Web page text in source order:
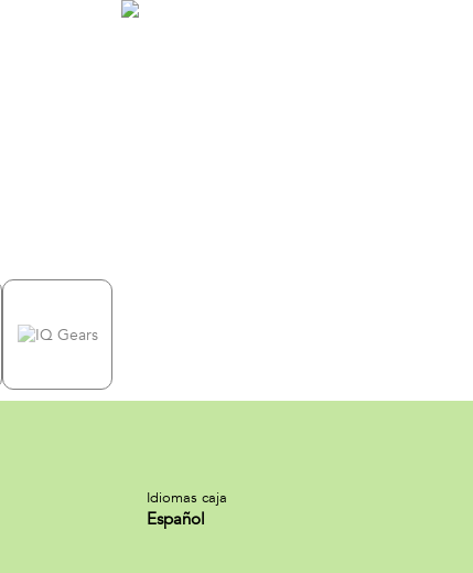
Idiomas caja
Español